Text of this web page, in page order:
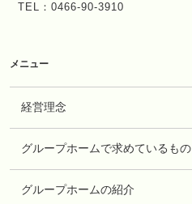
TEL：0466-90-3910
メニュー
経営理念
グループホームで求めているもの
グループホームの紹介